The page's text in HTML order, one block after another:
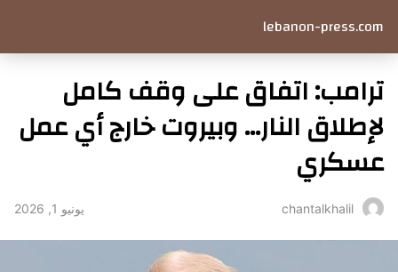
lebanon-press.com
ترامب: اتفاق على وقف كامل
لإطلاق النار… وبيروت خارج أي عمل
عسكري
chantalkhalil يونيو 1, 2026